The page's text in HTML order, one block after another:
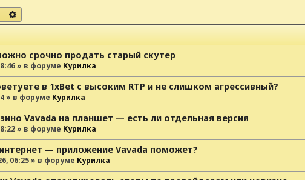
Поиск
срочно продать старый скутер
» в форуме Курилка
в 1xBet с высоким RTP и не слишком агрессивный?
» в форуме Курилка
Vavada на планшет — есть ли отдельная версия
» в форуме Курилка
— приложение Vavada поможет?
06:25» в форуме Курилка